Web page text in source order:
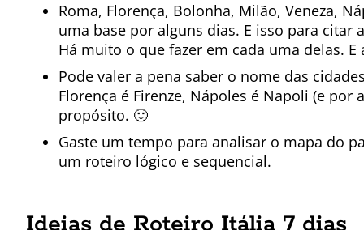
Roma, Florença, Bolonha, Milão, Veneza,
uma base por alguns dias. E isso para citar
Há muito o que fazer em cada uma delas. E
Pode valer a pena saber o nome das
Florença é Firenze, Nápoles é Napoli (e
propósito. 🙂
Gaste um tempo para analisar o mapa do
um roteiro lógico e sequencial.